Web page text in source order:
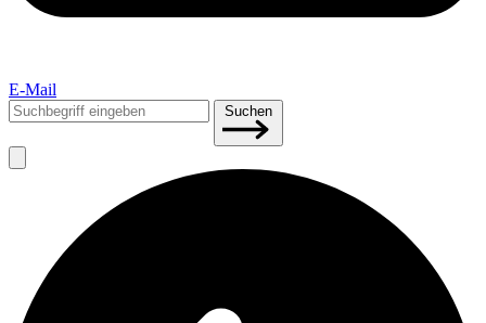
E-Mail
Suchen
nach:
Suchen